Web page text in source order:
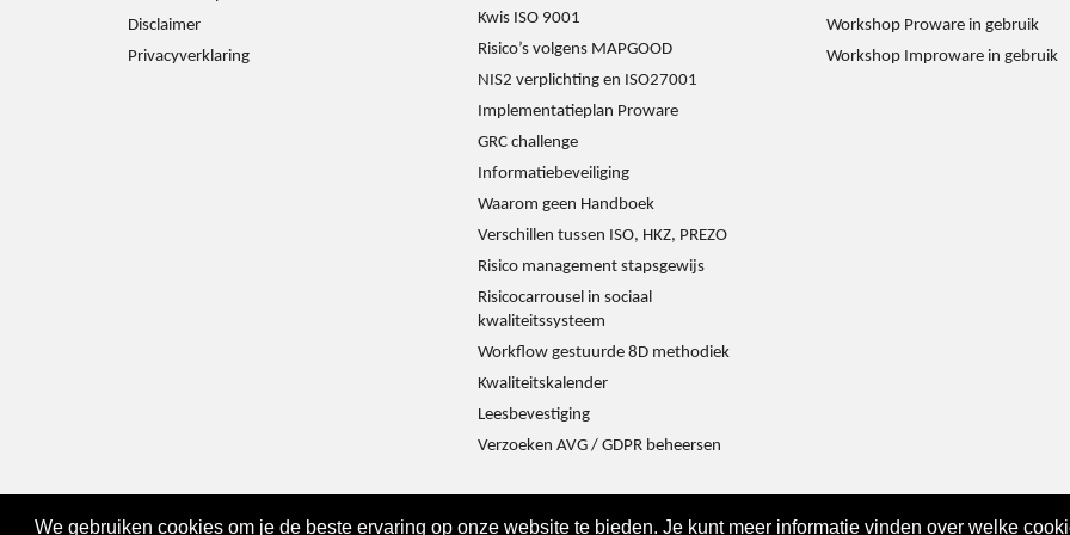
We gebruiken cookies om je de beste ervaring op onze website te bieden. Je kunt meer informatie vinden over welke
Disclaimer
Privacyverklaring
Kwis ISO 9001
Risico’s volgens MAPGOOD
NIS2 verplichting en ISO27001
Implementatieplan Proware
GRC challenge
Informatiebeveiliging
Waarom geen Handboek
Verschillen tussen ISO, HKZ, PREZO
Risico management stapsgewijs
Risicocarrousel in sociaal
kwaliteitssysteem
Workflow gestuurde 8D methodiek
Kwaliteitskalender
Leesbevestiging
Verzoeken AVG / GDPR beheersen
Workshop Proware in gebruik
Workshop Improware in gebruik